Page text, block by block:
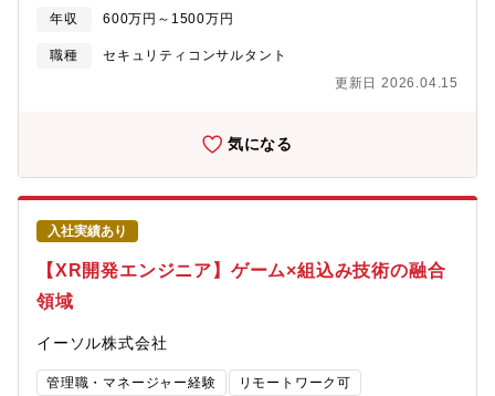
発に力をいれ、 社会貢献性を求めたい方にとってもやりがいの
機器を狙ったサイバー攻撃などセキュリティリスクも拡大してい
ます。当社は、長年にわたり実施してきたIoT機器メーカに対する
開発支援コンサルティングの実績をもとに、顧客にとって現実的
セキュリティポリシー策定・アセスメント・セキュアな開発支援
の把握、セキュリティリスクの可視化と対策ロードマップの策定■
ポリシー・ガイドライン策定■セキュリティに関する脆弱性診断■
実行支援https://www.nri-
secure.co.jp/service/consulting/iot_security【ポジションの魅
力】・自動車、スマートメータ、船舶、ロボット、医療機器、ゲ
ーム機など幅広いデバイスのセキュリティコンサルティングの実
績があるため、専門性を高めることができる環境です。・お客様
の課題のヒアリングからIoTセキュリティの設計・開発・運用まで
一気通貫で支援することが可能な環境です。・1人当たり年間50万
を受講できる環境です。【配属想定組織】NRIセキュアテクノロジ
ーズDXセキュリティコンサルティング事業本部IoTセキュリティ
事業部
年収 600万円～1500万円
職種
セキュリティコンサルタント
更新日 2026.04.15
気になる
入社実績あり
【XR開発エンジニア】ゲーム×組込み技術の融合
領域
イーソル株式会社
管理職・マネージャー経験
リモートワーク可